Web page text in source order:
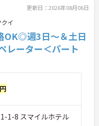
400名以上の
り資格取
ら正社員を
がいのある
や無資格の
です。お客
をいただけ
ら働けま
更新日：2026年08月06日
イ
OK◎週3日～＆土日
レーター＜パート
1-8 スマイルホテル